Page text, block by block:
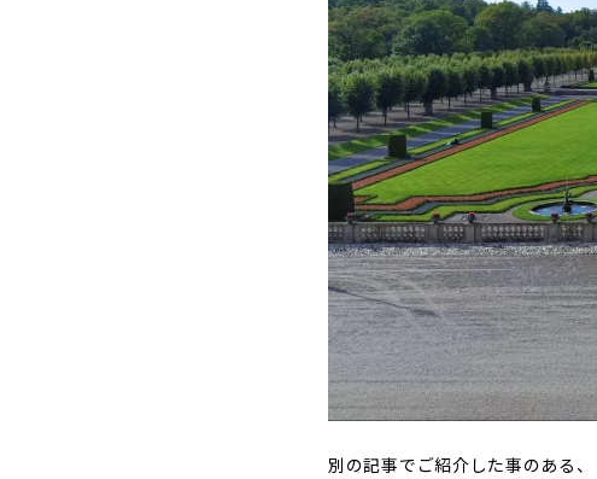
別の記事でご紹介した事のある、